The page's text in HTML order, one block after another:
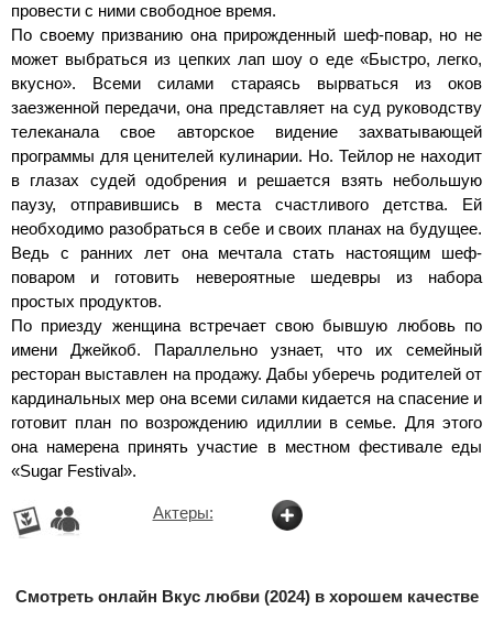
провести с ними свободное время.
По своему призванию она прирожденный шеф-повар, но не
может выбраться из цепких лап шоу о еде «Быстро, легко,
вкусно». Всеми силами стараясь вырваться из оков
заезженной передачи, она представляет на суд руководству
телеканала свое авторское видение захватывающей
программы для ценителей кулинарии. Но. Тейлор не находит
в глазах судей одобрения и решается взять небольшую
паузу, отправившись в места счастливого детства. Ей
необходимо разобраться в себе и своих планах на будущее.
Ведь с ранних лет она мечтала стать настоящим шеф-
поваром и готовить невероятные шедевры из набора
простых продуктов.
По приезду женщина встречает свою бывшую любовь по
имени Джейкоб. Параллельно узнает, что их семейный
ресторан выставлен на продажу. Дабы уберечь родителей от
кардинальных мер она всеми силами кидается на спасение и
готовит план по возрождению идиллии в семье. Для этого
она намерена принять участие в местном фестивале еды
«Sugar Festival».
Актеры:
Смотреть онлайн Вкус любви (2024) в хорошем качестве